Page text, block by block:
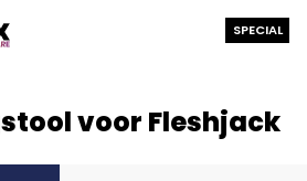
SPECIAL
voor Fleshjack